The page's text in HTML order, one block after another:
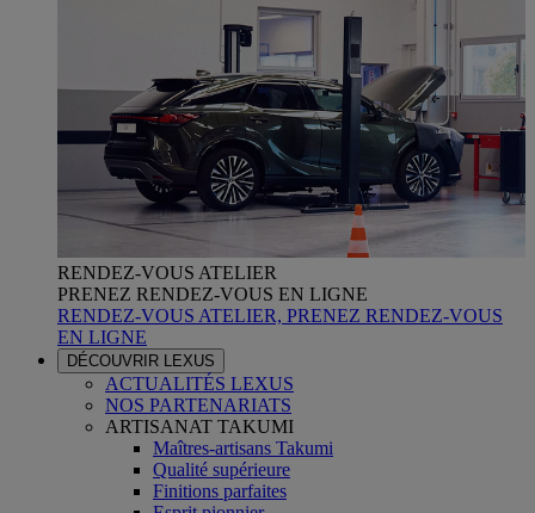
RENDEZ-VOUS ATELIER
PRENEZ RENDEZ-VOUS EN LIGNE
RENDEZ-VOUS ATELIER, PRENEZ RENDEZ-VOUS
EN LIGNE
DÉCOUVRIR LEXUS
ACTUALITÉS LEXUS
NOS PARTENARIATS
ARTISANAT TAKUMI
Maîtres-artisans Takumi
Qualité supérieure
Finitions parfaites